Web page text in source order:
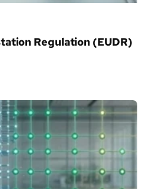
Regulation (EUDR)